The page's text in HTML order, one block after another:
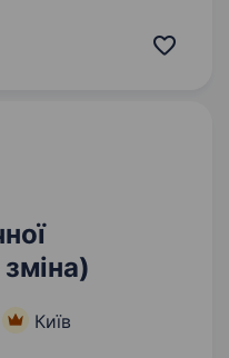
Наша місія —
Київ